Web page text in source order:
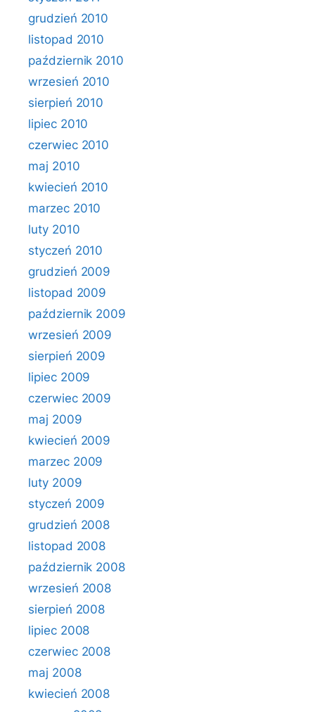
grudzień 2010
listopad 2010
październik 2010
wrzesień 2010
sierpień 2010
lipiec 2010
czerwiec 2010
maj 2010
kwiecień 2010
marzec 2010
luty 2010
styczeń 2010
grudzień 2009
listopad 2009
październik 2009
wrzesień 2009
sierpień 2009
lipiec 2009
czerwiec 2009
maj 2009
kwiecień 2009
marzec 2009
luty 2009
styczeń 2009
grudzień 2008
listopad 2008
październik 2008
wrzesień 2008
sierpień 2008
lipiec 2008
czerwiec 2008
maj 2008
kwiecień 2008